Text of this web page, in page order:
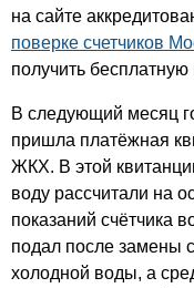
на сайте
поверке счетчиков
получить бесплатную
В следующий месяц
пришла платёжная
ЖКХ. В этой
воду рассчитали на
показаний счётчика
подал после замены
холодной воды, а